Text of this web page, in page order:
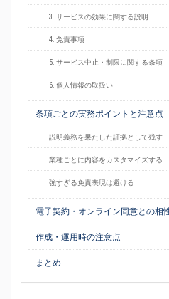
3. サービスの効果に関する説明
4. 免責事項
5. サービス中止・制限に関する条項
6. 個人情報の取扱い
条項ごとの実務ポイントと注意点
説明義務を果たした証拠として残す
業種ごとに内容をカスタマイズする
強すぎる免責表現は避ける
電子契約・オンライン同意との相
作成・運用時の注意点
まとめ